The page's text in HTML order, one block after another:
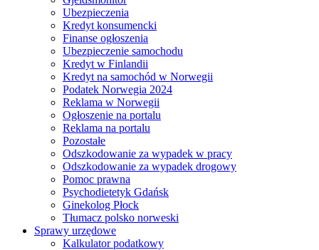
Ubezpieczenia
Kredyt konsumencki
Finanse ogłoszenia
Ubezpieczenie samochodu
Kredyt w Finlandii
Kredyt na samochód w Norwegii
Podatek Norwegia 2024
Reklama w Norwegii
Ogłoszenie na portalu
Reklama na portalu
Pozostałe
Odszkodowanie za wypadek w pracy
Odszkodowanie za wypadek drogowy
Pomoc prawna
Psychodietetyk Gdańsk
Ginekolog Płock
Tłumacz polsko norweski
Sprawy urzędowe
Kalkulator podatkowy